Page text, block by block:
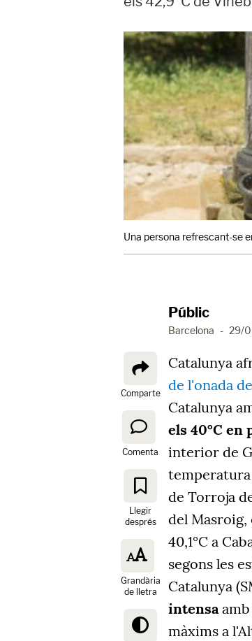
Una persona refrescant-se
Públic
Barcelona - 29/
Comparte
Comenta
Llegir
després
Grandària
de lletra
Catalunya
de l'onada
Catalunya
els 40°C en
interior de
temperatura
de Torroja
del Masroig,
40,1°C a
segons les
Catalunya
intensaamb
màxims a